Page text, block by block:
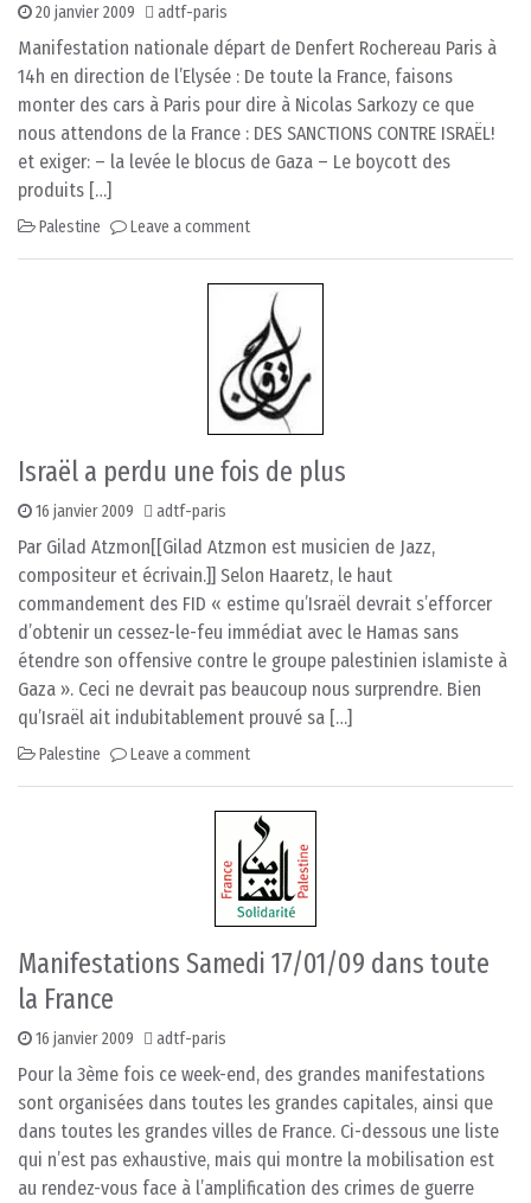
20 janvier 2009 adtf-paris
Manifestation nationale départ de Denfert Rochereau Paris à
14h en direction de l’Elysée : De toute la France, faisons
monter des cars à Paris pour dire à Nicolas Sarkozy ce que
nous attendons de la France : DES SANCTIONS CONTRE ISRAËL!
et exiger: – la levée le blocus de Gaza – Le boycott des
produits […]
Palestine Leave a comment
Israël a perdu une fois de plus
16 janvier 2009 adtf-paris
Par Gilad Atzmon[[Gilad Atzmon est musicien de Jazz,
compositeur et écrivain.]] Selon Haaretz, le haut
commandement des FID « estime qu’Israël devrait s’efforcer
d’obtenir un cessez-le-feu immédiat avec le Hamas sans
étendre son offensive contre le groupe palestinien islamiste à
Gaza ». Ceci ne devrait pas beaucoup nous surprendre. Bien
qu’Israël ait indubitablement prouvé sa […]
Palestine Leave a comment
Manifestations Samedi 17/01/09 dans toute
la France
16 janvier 2009 adtf-paris
Pour la 3ème fois ce week-end, des grandes manifestations
sont organisées dans toutes les grandes capitales, ainsi que
dans toutes les grandes villes de France. Ci-dessous une liste
qui n’est pas exhaustive, mais qui montre la mobilisation est
au rendez-vous face à l’amplification des crimes de guerre